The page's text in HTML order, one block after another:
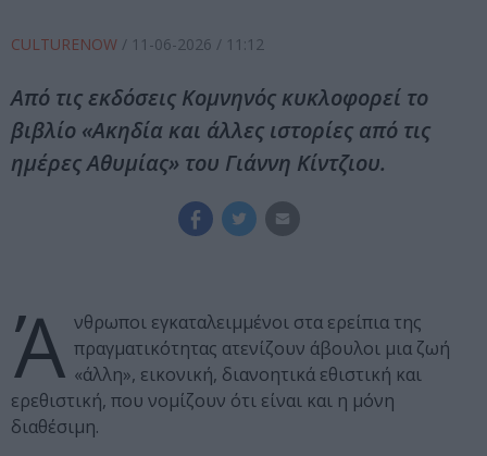
CULTURENOW / 11-06-2026 / 11:12
Από τις εκδόσεις Κομνηνός κυκλοφορεί το
βιβλίο «Ακηδία και άλλες ιστορίες από τις
ημέρες Αθυμίας» του Γιάννη Κίντζιου.
Ά νθρωποι εγκαταλειμμένοι στα ερείπια της
πραγματικότητας ατενίζουν άβουλοι μια ζωή
«άλλη», εικονική, διανοητικά εθιστική και
ερεθιστική, που νομίζουν ότι είναι και η μόνη
διαθέσιμη.